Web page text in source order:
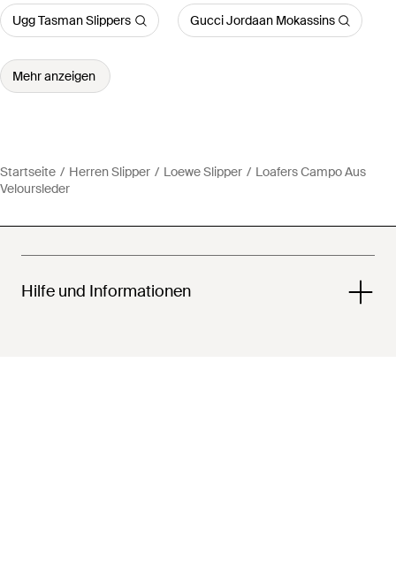
Ugg Tasman Slippers Gucci Jordaan Mokassins
Mehr anzeigen
Startseite Herren Slipper Loewe Slipper
Loafers Campo Aus
Veloursleder
Hilfe und Informationen